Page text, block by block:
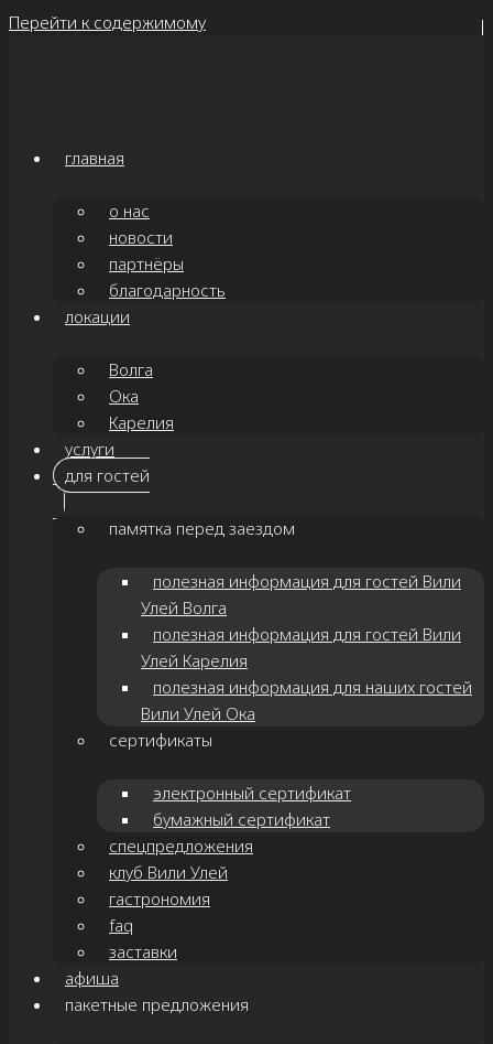
Перейти к содержимому
главная
о нас
новости
партнёры
благодарность
локации
Волга
Ока
Карелия
услуги
для гостей
памятка перед заездом
полезная информация для гостей Вили
Улей Волга
полезная информация для гостей Вили
Улей Карелия
полезная информация для наших гостей
Вили Улей Ока
сертификаты
электронный сертификат
бумажный сертификат
спецпредложения
клуб Вили Улей
гастрономия
faq
заставки
афиша
пакетные предложения